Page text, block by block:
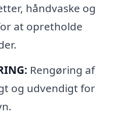
håndvaske og
at opretholde
Rengøring af
og udvendigt for